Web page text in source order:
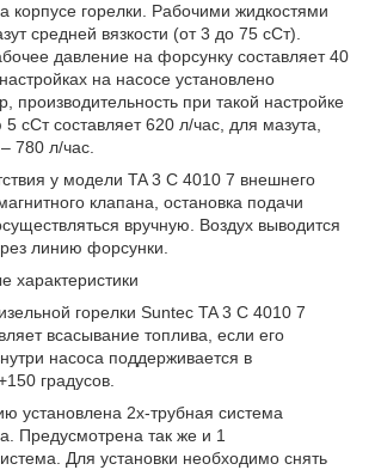
корпусе горелки. Рабочими жидкостями
средней вязкости (от 3 до 75 сСт).
давление на форсунку составляет 40
на насосе установлено
производительность при такой настройке
сСт составляет 620 л/час, для мазута,
780 л/час.
у модели TA 3 С 4010 7 внешнего
клапана, остановка подачи
вручную. Воздух выводится
линию форсунки.
характеристики
горелки Suntec TA 3 С 4010 7
всасывание топлива, если его
насоса поддерживается в
градусов.
установлена 2х-трубная система
Предусмотрена так же и 1
Для установки необходимо снять